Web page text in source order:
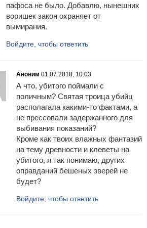
пафоса не было. Добавлю, нынешних
воришек закон охраняет от
вымирания.
Войдите, чтобы ответить
Аноним 01.07.2018, 10:03
А что, убитого поймали с
поличным? Святая троица убийц
располагала какими-то фактами, а
не прессовали задержанного для
выбивания показаний?
Кроме как твоих влажных фантазий
на тему древности и клеветы на
убитого, я так понимаю, других
оправданий бешеных зверей не
будет?
Войдите, чтобы ответить